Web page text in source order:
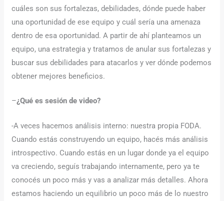
cuáles son sus fortalezas, debilidades, dónde puede haber
una oportunidad de ese equipo y cuál sería una amenaza
dentro de esa oportunidad. A partir de ahí planteamos un
equipo, una estrategia y tratamos de anular sus fortalezas y
buscar sus debilidades para atacarlos y ver dónde podemos
obtener mejores beneficios.
–¿Qué es sesión de video?
-A veces hacemos análisis interno: nuestra propia FODA.
Cuando estás construyendo un equipo, hacés más análisis
introspectivo. Cuando estás en un lugar donde ya el equipo
va creciendo, seguís trabajando internamente, pero ya te
conocés un poco más y vas a analizar más detalles. Ahora
estamos haciendo un equilibrio un poco más de lo nuestro